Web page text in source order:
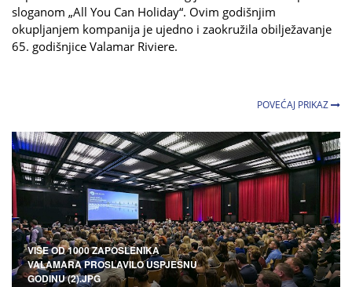
sloganom „All You Can Holiday“. Ovim godišnjim
okupljanjem kompanija je ujedno i zaokružila obilježavanje
65. godišnjice Valamar Riviere.
POVEĆAJ PRIKAZ
VIŠE OD 1000 ZAPOSLENIKA
VALAMARA PROSLAVILO USPJEŠNU
GODINU (2).JPG